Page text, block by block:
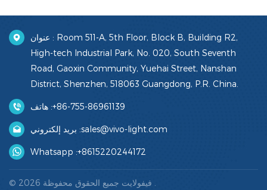
عنوان : Room 511-A, 5th Floor, Block B, Building R2,
High-tech Industrial Park, No. 020, South Seventh
Road, Gaoxin Community, Yuehai Street, Nanshan
District, Shenzhen, 518063 Guangdong, P.R. China.
هاتف :+86-755-86961139
بريد إلكتروني :sales@vivo-light.com
Whatsapp :+8615220244172